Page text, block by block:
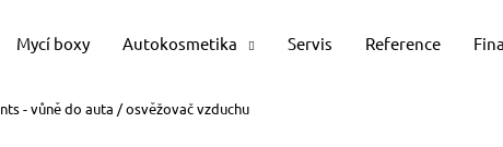
Mycí boxy Autokosmetika Servis Reference
- vůně do auta / osvěžovač vzduchu
Co potřebujete najít?